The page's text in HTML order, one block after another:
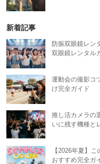
新着記事
防振双眼鏡レン
双眼鏡レンタル
運動会の撮影コ
け完全ガイド
推し活カメラの
いに残す機種と
【2026年夏】
おすすめ完全ガ